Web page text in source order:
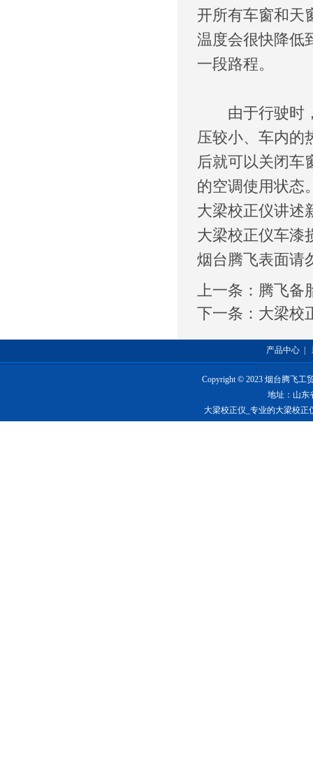
开所有车窗和天
温度会很快降低
一段路程。
由于行驶时，
压较小、车内的
后就可以关闭车
的空调使用状态
大梁校正仪讲述
大梁校正仪车漆
烟台腾飞表面请
上一条： 腾飞备
下一条： 大梁校
产品中心
Copyright © 2023 烟台腾飞工
地址：山东
大梁校正仪_专业的大梁校